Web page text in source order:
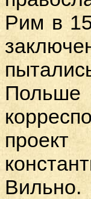
Рим в
Вильно.